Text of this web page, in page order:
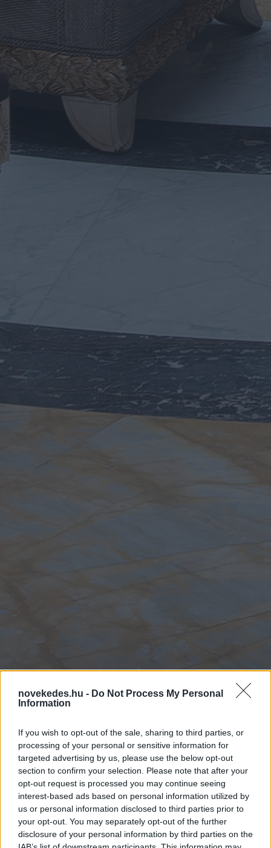
novekedes.hu - Do Not Process My Personal
Information
If you wish to opt-out of the sale, sharing to third parties, or
processing of your personal or sensitive information for
targeted advertising by us, please use the below opt-out
section to confirm your selection. Please note that after your
opt-out request is processed you may continue seeing
interest-based ads based on personal information utilized by
us or personal information disclosed to third parties prior to
your opt-out. You may separately opt-out of the further
disclosure of your personal information by third parties on the
Eurostat: javult a
szolgáltatások
Magyarországon
ELEMZÉSEK 2026. MÁJ. 17. CSATH MAGDOLNA